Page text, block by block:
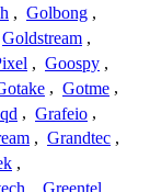
, Golbong ,
Goldstream ,
, Goospy ,
, Gotme ,
, Grafeio ,
, Grandtec ,
,
Greentel